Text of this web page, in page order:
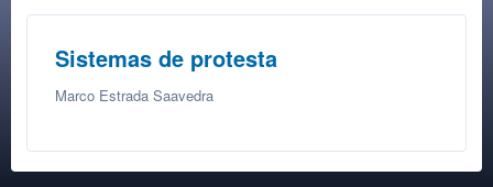
Sistemas de protesta
Marco Estrada Saavedra